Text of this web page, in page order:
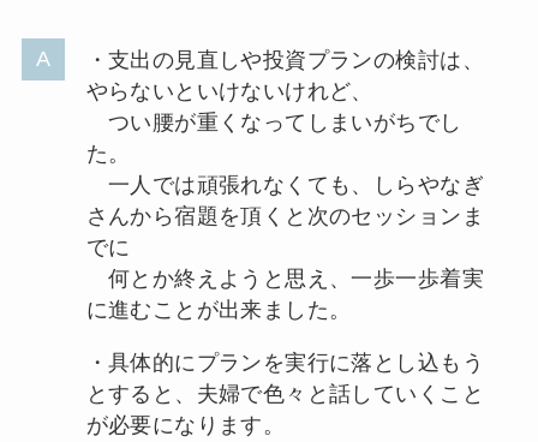
・支出の見直しや投資プランの検討は、
やらないといけないけれど、
つい腰が重くなってしまいがちでし
た。
一人では頑張れなくても、しらやなぎ
さんから宿題を頂くと次のセッションま
でに
何とか終えようと思え、一歩一歩着実
に進むことが出来ました。
・具体的にプランを実行に落とし込もう
とすると、夫婦で色々と話していくこと
が必要になります。